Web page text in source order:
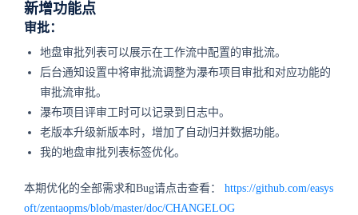
新增功能点
审批：
地盘审批列表可以展示在工作流中配置的审批流。
后台通知设置中将审批流调整为瀑布项目审批和对应功能的
审批流审批。
瀑布项目评审工时可以记录到日志中。
老版本升级新版本时，增加了自动归并数据功能。
我的地盘审批列表标签优化。
本期优化的全部需求和Bug请点击查看： https://github.com/easys
oft/zentaopms/blob/master/doc/CHANGELOG